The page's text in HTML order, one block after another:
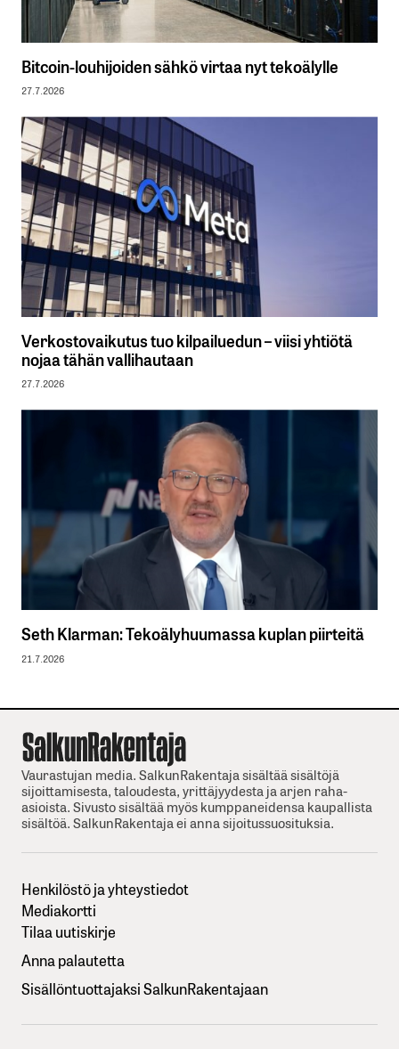
Bitcoin-louhijoiden sähkö virtaa nyt tekoälylle
27.7.2026
Verkostovaikutus tuo kilpailuedun – viisi yhtiötä
nojaa tähän vallihautaan
27.7.2026
Seth Klarman: Tekoälyhuumassa kuplan piirteitä
21.7.2026
Vaurastujan media. SalkunRakentaja sisältää sisältöjä
sijoittamisesta, taloudesta, yrittäjyydesta ja arjen raha-
asioista. Sivusto sisältää myös kumppaneidensa kaupallista
sisältöä. SalkunRakentaja ei anna sijoitussuosituksia.
Henkilöstö ja yhteystiedot
Mediakortti
Tilaa uutiskirje
Anna palautetta
Sisällöntuottajaksi SalkunRakentajaan